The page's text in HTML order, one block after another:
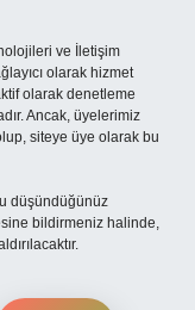
ve İletişim
olarak hizmet
olarak denetleme
Ancak, üyelerimiz
siteye üye olarak bu
düşündüğünüz
bildirmeniz halinde,